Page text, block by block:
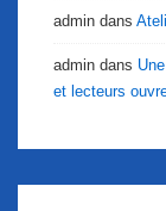
admin dans
admin dans
et lecteurs